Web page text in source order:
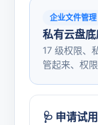
企业文件管理
私有云盘底
17 级权限、
管起来、权
🩺 申请试